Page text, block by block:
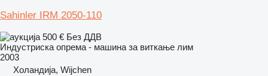
Sahinler IRM 2050-110
500 € Без ДДВ
Индустриска опрема - машина за виткање лим
2003
Холандија, Wijchen